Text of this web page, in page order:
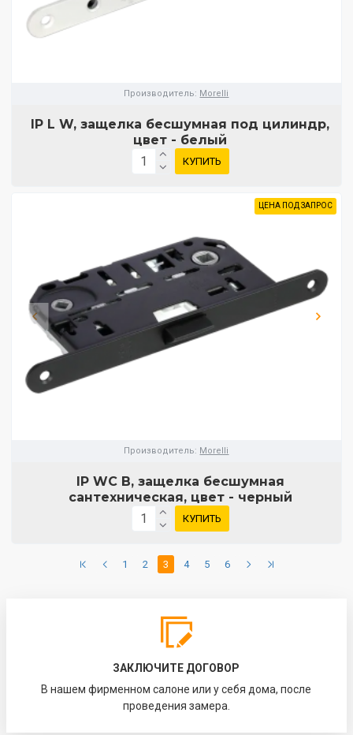
Производитель: Morelli
IP L W, защелка бесшумная под цилиндр,
цвет - белый
КУПИТЬ
ЦЕНА ПОД ЗАПРОС
Производитель: Morelli
IP WC B, защелка бесшумная
сантехническая, цвет - черный
КУПИТЬ
1 2 3 4 5 6
ЗАКЛЮЧИТЕ ДОГОВОР
В нашем фирменном салоне или у себя дома, после
проведения замера.